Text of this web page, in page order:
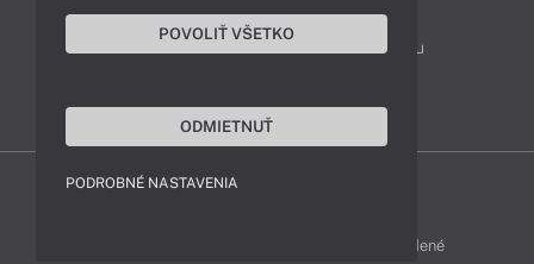
043 4224 771
Obchodné oddelenie
Reklamácia tovaru
ACER-SHOP © 2011 - 2026 Všetky práva vyhradené
POVOLIŤ VŠETKO
ODMIETNUŤ
PODROBNÉ NASTAVENIA